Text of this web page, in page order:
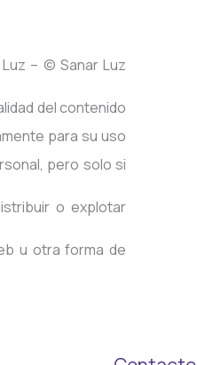
– © Sanar Luz
del contenido
para su uso
pero solo si
o explotar
u otra forma de